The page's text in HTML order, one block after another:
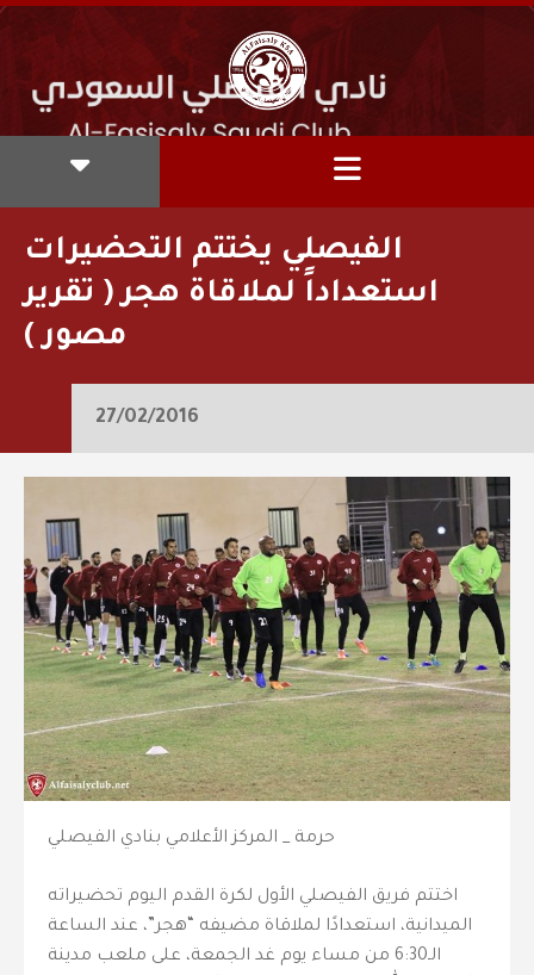
الفيصلي يختتم التحضيرات
استعداداً لملاقاة هجر ( تقرير
مصور )
27/02/2016
حرمة _ المركز الأعلامي بنادي الفيصلي
اختتم فريق الفيصلي الأول لكرة القدم اليوم تحضيراته
الميدانية، استعدادًا لملاقاة مضيفه “هجر”، عند الساعة
الـ6:30 من مساء يوم غد الجمعة، على ملعب مدينة